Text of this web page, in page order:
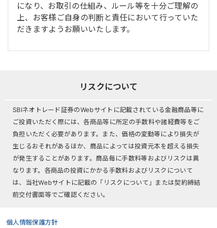
になり、お取引の仕組み、ルール等を十分ご理解の
上、お客様ご自身の判断と責任において行っていた
だきますようお願いいたします。
リスクについて
SBIネオトレード証券のWebサイトに記載されている金融商品等に
ご投資いただく際には、各商品等に所定の手数料や諸経費等をご
負担いただく必要があります。また、価格の変動等により損失が
生じるおそれがあるほか、商品によっては投資元本を超える損失
が発生することがあります。商品毎に手数料等およびリスクは異
なります。各商品の投資にかかる手数料およびリスクについて
は、当社Webサイトに記載の「リスクについて」または契約締結
前交付書面等でご確認ください。
個人情報保護方針